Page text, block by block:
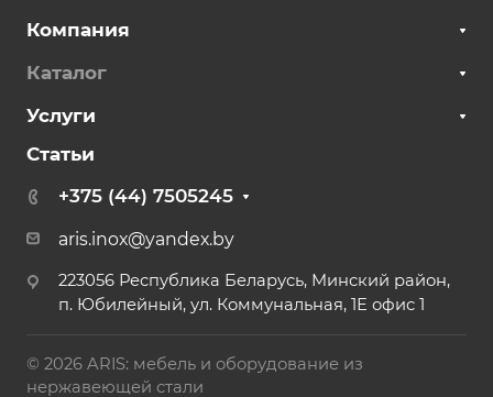
Компания
Каталог
Услуги
Статьи
+375 (44) 7505245
aris.inox@yandex.by
223056 Республика Беларусь, Минский район,
п. Юбилейный, ул. Коммунальная, 1Е офис 1
© 2026 ARIS: мебель и оборудование из
нержавеющей стали